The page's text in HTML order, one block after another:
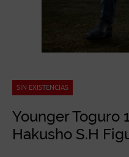
SIN EXISTENCIAS
Younger Toguro
Hakusho S.H